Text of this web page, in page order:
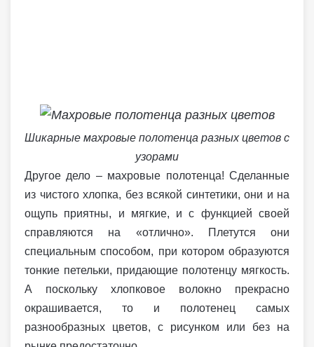
Шикарные махровые полотенца разных цветов с
узорами
Другое дело – махровые полотенца! Сделанные
из чистого хлопка, без всякой синтетики, они и на
ощупь приятны, и мягкие, и с функцией своей
справляются на «отлично». Плетутся они
специальным способом, при котором образуются
тонкие петельки, придающие полотенцу мягкость.
А поскольку хлопковое волокно прекрасно
окрашивается, то и полотенец самых
разнообразных цветов, с рисунком или без на